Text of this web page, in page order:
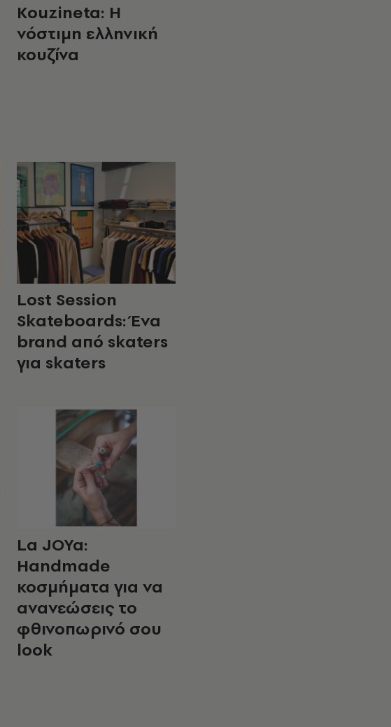
Kouzineta: Η
νόστιμη ελληνική
κουζίνα
Lost Session
Skateboards: Ένα
brand από skaters
για skaters
La JOYa:
Handmade
κοσμήματα για να
ανανεώσεις το
φθινοπωρινό σου
look